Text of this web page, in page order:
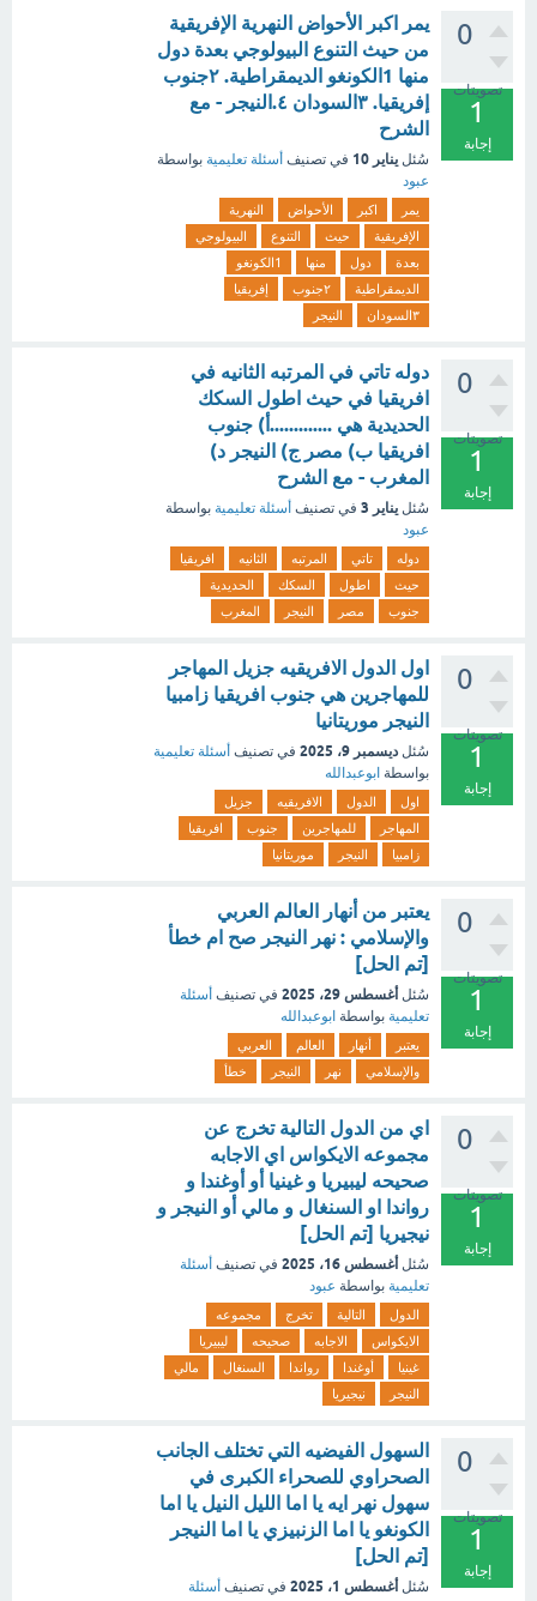
0
تصويتات
1
إجابة
يمر اكبر الأحواض النهرية الإفريقية
من حيث التنوع البيولوجي بعدة دول
منها 1الكونغو الديمقراطية. ٢جنوب
إفريقيا. ٣السودان ٤.النيجر - مع
الشرح
سُئل يناير 10 في تصنيف أسئلة تعليمية بواسطة
عبود
يمر اكبر الأحواض
النهرية
الإفريقية
حيث التنوع
البيولوجي
بعدة
دول منها
1الكونغو
الديمقراطية
٢جنوب
إفريقيا
٣السودان
النيجر
0
تصويتات
1
إجابة
دوله تاتي في المرتبه الثانيه في
افريقيا في حيث اطول السكك
الحديدية هي .............أ) جنوب
افريقيا ب) مصر ج) النيجر د)
المغرب - مع الشرح
سُئل يناير 3 في تصنيف أسئلة تعليمية بواسطة
عبود
دوله تاتي المرتبه الثانيه
افريقيا
حيث
اطول السكك
الحديدية
جنوب
مصر النيجر المغرب
0
تصويتات
1
إجابة
اول الدول الافريقيه جزيل المهاجر
للمهاجرين هي جنوب افريقيا زامبيا
النيجر موريتانيا
سُئل ديسمبر 9، 2025 في تصنيف أسئلة تعليمية
بواسطة ابوعبدالله
اول الدول الافريقيه
جزيل
المهاجر
للمهاجرين جنوب
افريقيا
زامبيا
النيجر موريتانيا
0
تصويتات
1
إجابة
يعتبر من أنهار العالم العربي
والإسلامي : نهر النيجر صح ام خطأ
[تم الحل]
سُئل أغسطس 29، 2025 في تصنيف أسئلة
تعليمية بواسطة ابوعبدالله
يعتبر أنهار العالم
العربي
والإسلامي
نهر النيجر خطأ
0
تصويتات
1
إجابة
اي من الدول التالية تخرج عن
مجموعه الايكواس اي الاجابه
صحيحه ليبيريا و غينيا أو أوغندا و
رواندا او السنغال و مالي أو النيجر و
نيجيريا [تم الحل]
سُئل أغسطس 16، 2025 في تصنيف أسئلة
تعليمية بواسطة عبود
الدول التالية تخرج
مجموعه
الايكواس
الاجابه صحيحه
ليبيريا
غينيا
أوغندا رواندا السنغال
مالي
النيجر
نيجيريا
0
تصويتات
1
إجابة
السهول الفيضيه التي تختلف الجانب
الصحراوي للصحراء الكبرى في
سهول نهر ايه يا اما الليل النيل يا اما
الكونغو يا اما الزنبيزي يا اما النيجر
[تم الحل]
سُئل أغسطس 1، 2025 في تصنيف أسئلة